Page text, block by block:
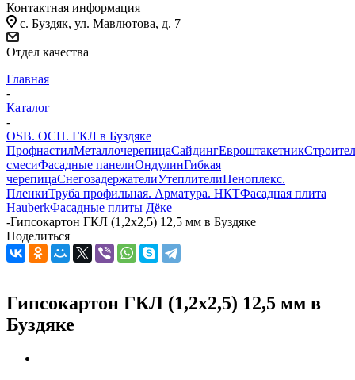
Контактная информация
c. Буздяк, ул. Мавлютова, д. 7
Отдел качества
Главная
-
Каталог
-
OSB. ОСП. ГКЛ в Буздяке
ПрофнастилМеталлочерепицаСайдингЕвроштакетник
смесиФасадные панелиОндулинГибкая
черепицаСнегозадержателиУтеплителиПеноплекс.
ПленкиТруба профильная. Арматура. НКТФасадная плита
HauberkФасадные плиты Дёке
-Гипсокартон ГКЛ (1,2х2,5) 12,5 мм в Буздяке
Поделиться
Гипсокартон ГКЛ (1,2х2,5) 12,5 мм в
Буздяке